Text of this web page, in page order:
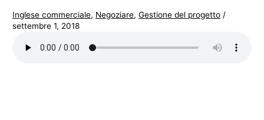
Inglese commerciale, Negoziare,Gestione del progetto /
settembre 1, 2018